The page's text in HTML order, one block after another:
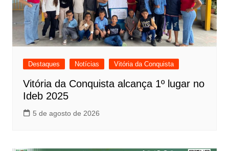
Destaques Notícias Vitória da Conquista
Vitória da Conquista alcança 1º lugar no
Ideb 2025
5 de agosto de 2026